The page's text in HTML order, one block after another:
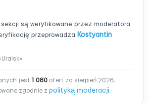
są weryfikowane przez moderatora
przeprowadza Kostyantin
jest 1 080 ofert za sierpień 2026.
zgodnie z polityką moderacji.